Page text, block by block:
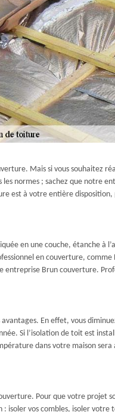
Mais si vous souhaitez
normes ; sachez que notre
est à votre entière
en une couche, étanche à
en couverture, comme
Brun couverture.
En effet, vous
Si l’isolation de toit est
dans votre maison
Pour que votre projet
vos combles, isoler votre